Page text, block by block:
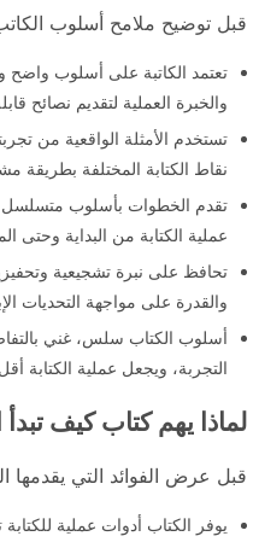
قبل توضيح ملامح أسلوب
تعتمد الكاتبة على أسلوب
والخبرة العملية لتقديم نصائح
تستخدم الأمثلة الواقعية من
نقاط الكتابة المختلفة بطريقة
تقدم الخطوات بأسلوب متسلسل
عملية الكتابة من البداية وحتى
تحافظ على نبرة تشجيعية
والقدرة على مواجهة التحديات
أسلوب الكتاب سلس، غني
التجربة، ويجعل عملية الكتابة
لماذا يهم كتاب كيف
قبل عرض الفوائد التي يقدمها
يوفر الكتاب أدوات عملية